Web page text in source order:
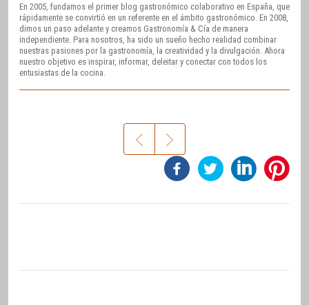
En 2005, fundamos el primer blog gastronómico colaborativo en España, que
rápidamente se convirtió en un referente en el ámbito gastronómico. En 2008,
dimos un paso adelante y creamos Gastronomía & Cía de manera
independiente. Para nosotros, ha sido un sueño hecho realidad combinar
nuestras pasiones por la gastronomía, la creatividad y la divulgación. Ahora
nuestro objetivo es inspirar, informar, deleitar y conectar con todos los
entusiastas de la cocina.